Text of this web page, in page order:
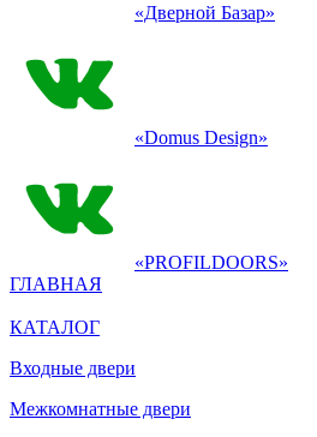
«Дверной Базар»
«Domus Design»
«PROFILDOORS»
ГЛАВНАЯ
КАТАЛОГ
Входные двери
Межкомнатные двери